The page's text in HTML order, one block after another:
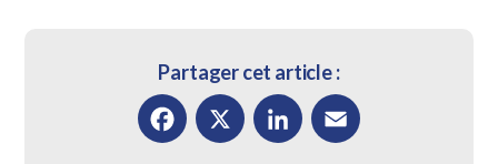
Partager cet article :